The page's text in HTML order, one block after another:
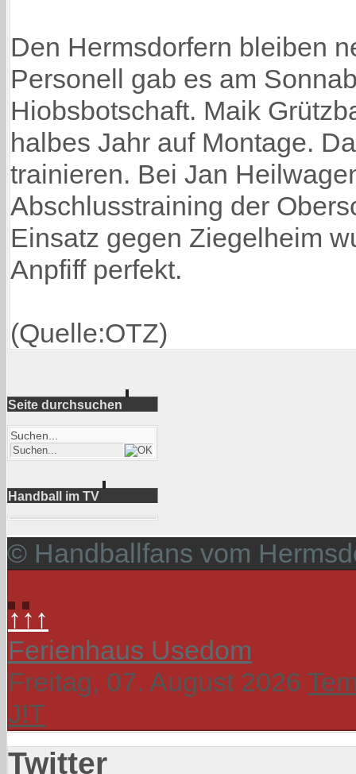
Den Hermsdorfern bleiben
Personell gab es am
Hiobsbotschaft. Maik
halbes Jahr auf Montage.
trainieren. Bei Jan
Abschlusstraining der
Einsatz gegen Ziegelheim
Anpfiff perfekt.
(Quelle:OTZ)
Seite durchsuchen
Suchen...
Handball im TV
© Handballfans vom
↑↑↑
Ferienhaus Usedom
Freitag, 07. August 2026
J!T
Twitter